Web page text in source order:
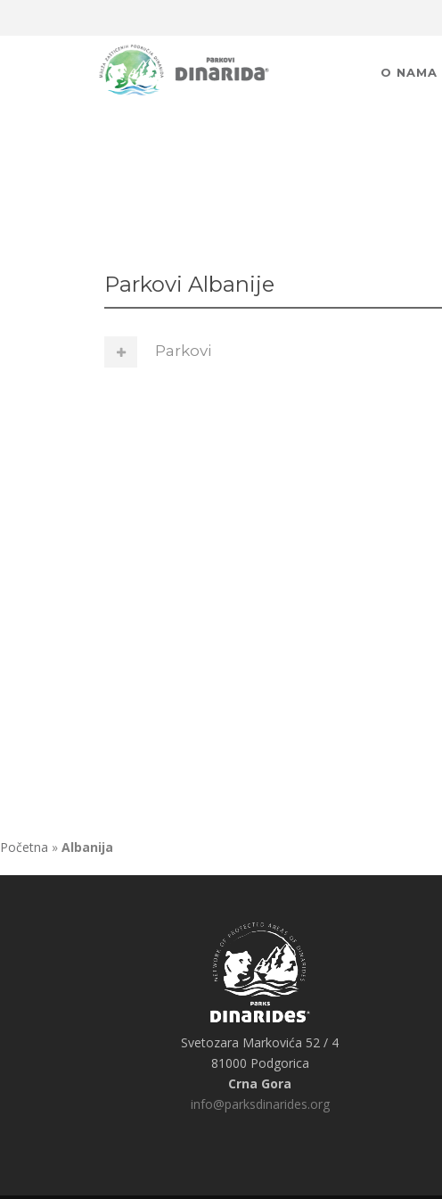
O NAMA
Parkovi Albanije
Parkovi
Početna » Albanija
Svetozara Markovića 52 / 4
81000 Podgorica
Crna Gora
info@parksdinarides.org